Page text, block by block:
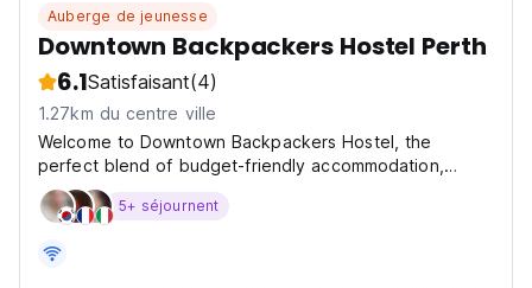
Auberge de jeunesse
Downtown Backpackers Hostel Perth
6.1Satisfaisant(4)
1.27km du centre ville
Welcome to Downtown Backpackers Hostel, the
perfect blend of budget-friendly accommodation,
vibrant atmosphere, and unbeatable location. Whether
you’re a solo traveler, a digital nomad, or an
to make your...
5+ séjournent